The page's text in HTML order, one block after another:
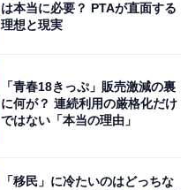
は本当に必要？ PTAが直面する
理想と現実
「青春18きっぷ」販売激減の裏
に何が？ 連続利用の厳格化だけ
ではない「本当の理由」
「移民」に冷たいのはどっちな